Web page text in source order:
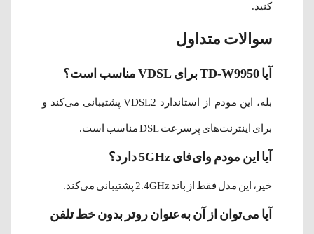
کنید.
سوالات متداول
آیا TD-W9950 برای VDSL مناسب است؟
بله، این مودم از استاندارد VDSL2 پشتیبانی می‌کند و
برای اینترنت‌های پرسرعت DSL مناسب است.
آیا این مودم وای‌فای 5GHz دارد؟
خیر، این مدل فقط از باند 2.4GHz پشتیبانی می‌کند.
آیا می‌توان از آن به‌عنوان روتر بدون خط تلفن